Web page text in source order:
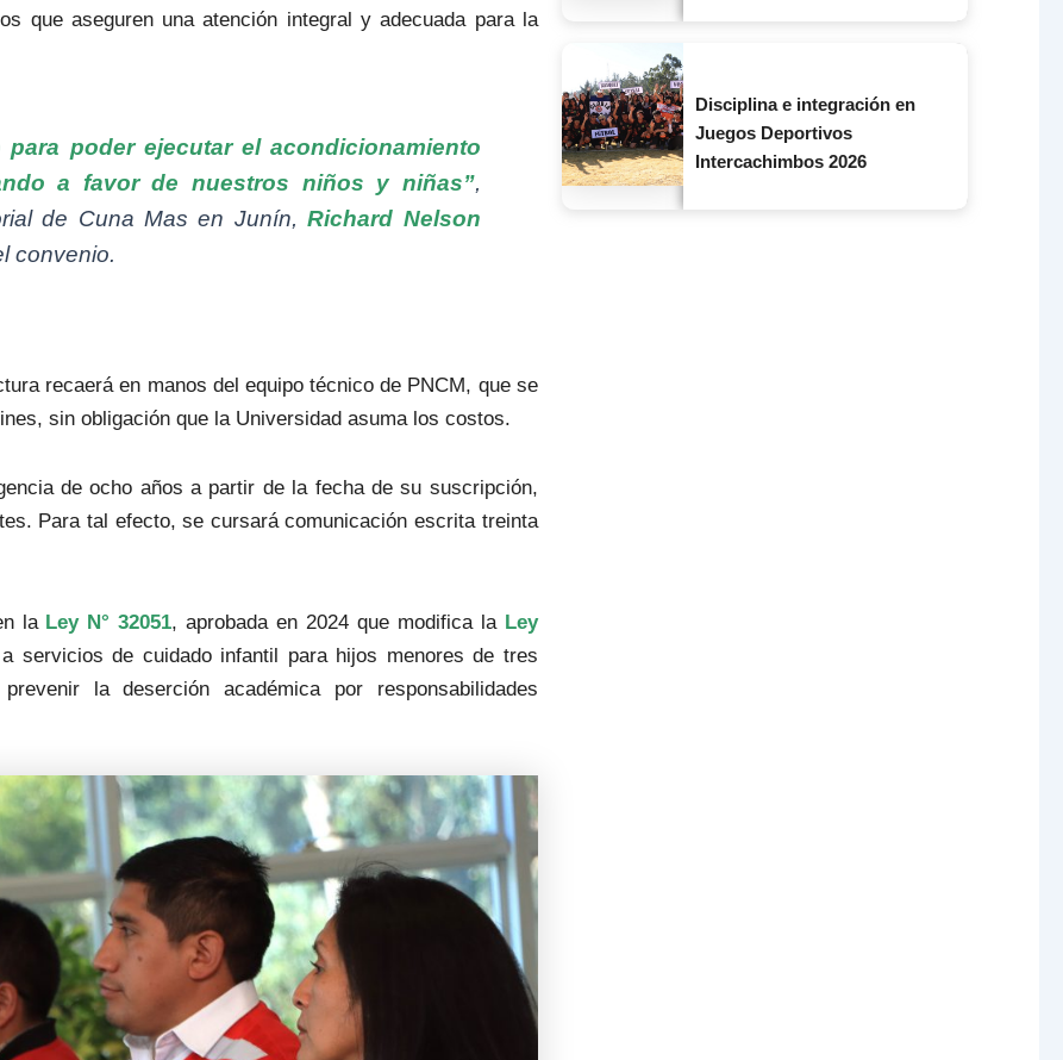
que aseguren una atención integral y adecuada para la
poder ejecutar el acondicionamiento
a favor de nuestros niños y niñas”,
de Cuna Mas en Junín,Richard Nelson
convenio.
recaerá en manos del equipo técnico de PNCM, que se
sin obligación que la Universidad asuma los costos.
de ocho años a partir de la fecha de su suscripción,
Para tal efecto, se cursará comunicación escrita treinta
la Ley N° 32051, aprobada en 2024 que modifica la Ley
servicios de cuidado infantil para hijos menores de tres
la deserción académica por responsabilidades
Disciplina e integración en
Juegos Deportivos
Intercachimbos 2026